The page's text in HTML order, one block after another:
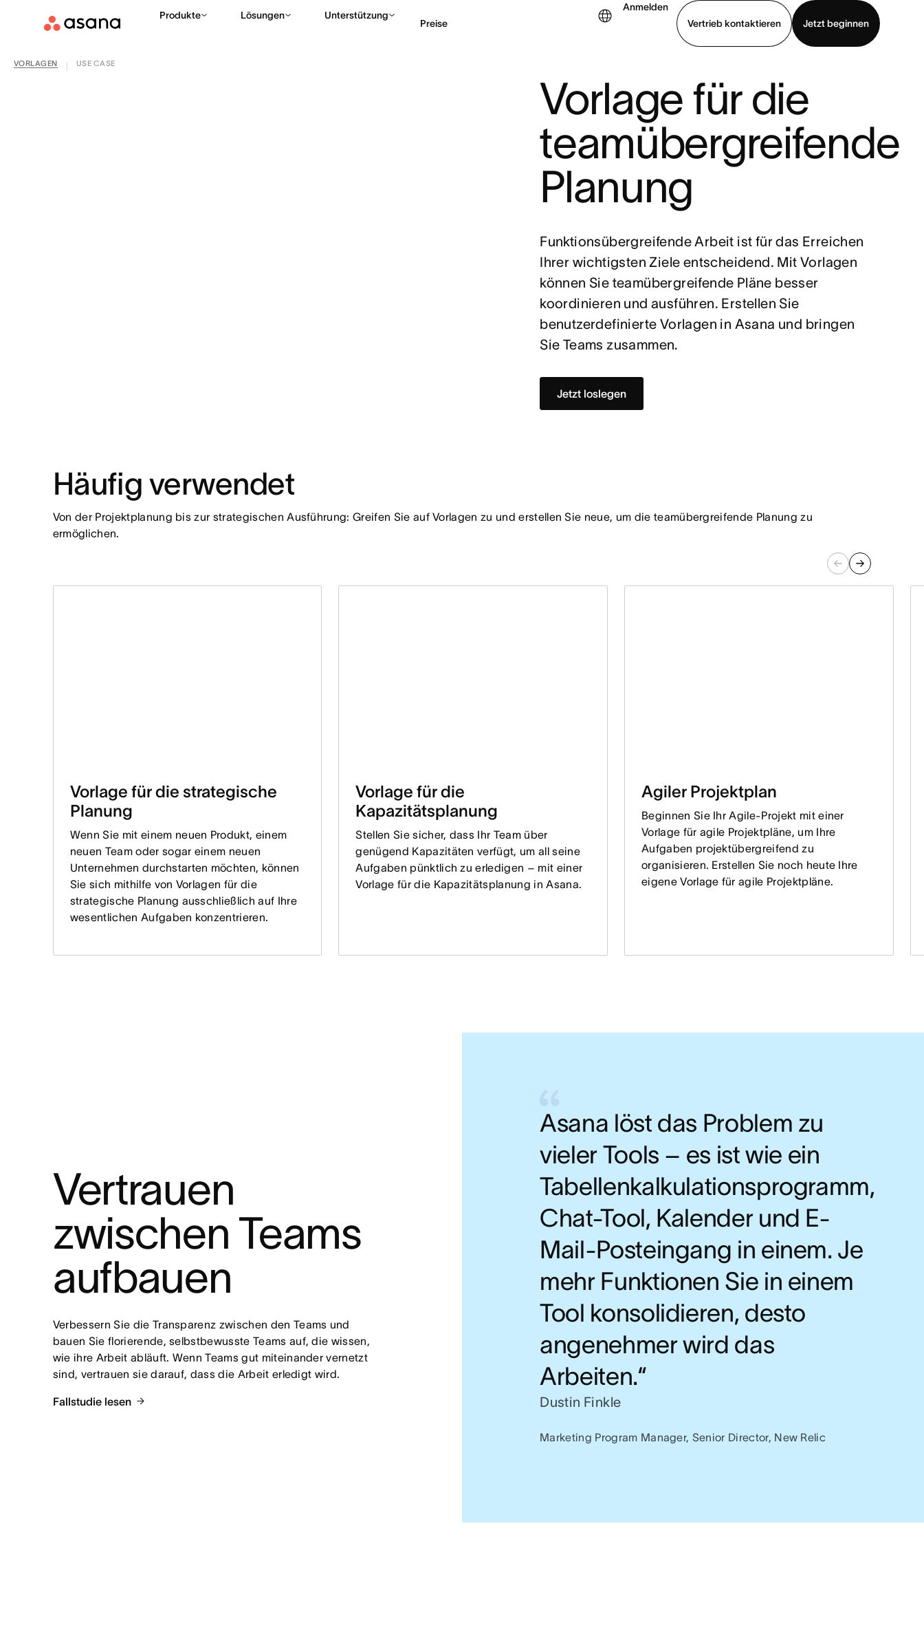
Produkte Lösungen Unterstützung
Preise
Anmelden
Vertrieb kontaktieren
Jetzt beginnen
VORLAGEN USE CASE
Vorlage für die
teamübergreifende
Planung
Funktionsübergreifende Arbeit ist für das Erreichen
Ihrer wichtigsten Ziele entscheidend. Mit Vorlagen
können Sie teamübergreifende Pläne besser
koordinieren und ausführen. Erstellen Sie
benutzerdefinierte Vorlagen in Asana und bringen
Sie Teams zusammen.
Jetzt loslegen
Häufig verwendet
Von der Projektplanung bis zur strategischen Ausführung: Greifen Sie auf Vorlagen zu und erstellen Sie neue, um die teamübergreifende Planung zu
ermöglichen.
Vorlage für die strategische
Planung
Wenn Sie mit einem neuen Produkt, einem
neuen Team oder sogar einem neuen
Unternehmen durchstarten möchten, können
Sie sich mithilfe von Vorlagen für die
strategische Planung ausschließlich auf Ihre
wesentlichen Aufgaben konzentrieren.
Vorlage für die
Kapazitätsplanung
Stellen Sie sicher, dass Ihr Team über
genügend Kapazitäten verfügt, um all seine
Aufgaben pünktlich zu erledigen – mit einer
Vorlage für die Kapazitätsplanung in Asana.
Agiler Projektplan
Beginnen Sie Ihr Agile-Projekt mit einer
Vorlage für agile Projektpläne, um Ihre
Aufgaben projektübergreifend zu
organisieren. Erstellen Sie noch heute Ihre
eigene Vorlage für agile Projektpläne.
Asana löst das Problem zu
vieler Tools – es ist wie ein
Tabellenkalkulationsprogramm,
Chat-Tool, Kalender und E-
Mail-Posteingang in einem. Je
mehr Funktionen Sie in einem
Tool konsolidieren, desto
angenehmer wird das
Arbeiten.“
Dustin Finkle
Marketing Program Manager, Senior Director, New Relic
Vertrauen
zwischen Teams
aufbauen
Verbessern Sie die Transparenz zwischen den Teams und
bauen Sie florierende, selbstbewusste Teams auf, die wissen,
wie ihre Arbeit abläuft. Wenn Teams gut miteinander vernetzt
sind, vertrauen sie darauf, dass die Arbeit erledigt wird.
Fallstudie lesen